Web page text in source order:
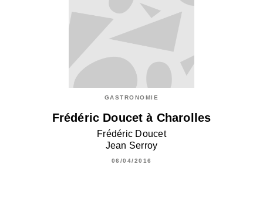
GASTRONOMIE
Frédéric Doucet à Charolles
Frédéric Doucet
Jean Serroy
06/04/2016